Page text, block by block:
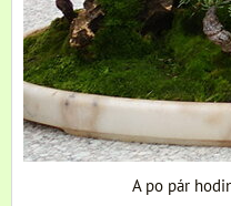
A po pár